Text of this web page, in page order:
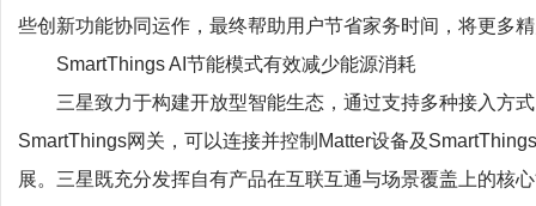
些创新功能协同运作，最终帮助用户节省家务时间，将更多
SmartThings AI节能模式有效减少能源消耗
三星致力于构建开放型智能生态，通过支持多种接入方式
SmartThings网关，可以连接并控制Matter设备及
展。三星既充分发挥自有产品在互联互通与场景覆盖上的核